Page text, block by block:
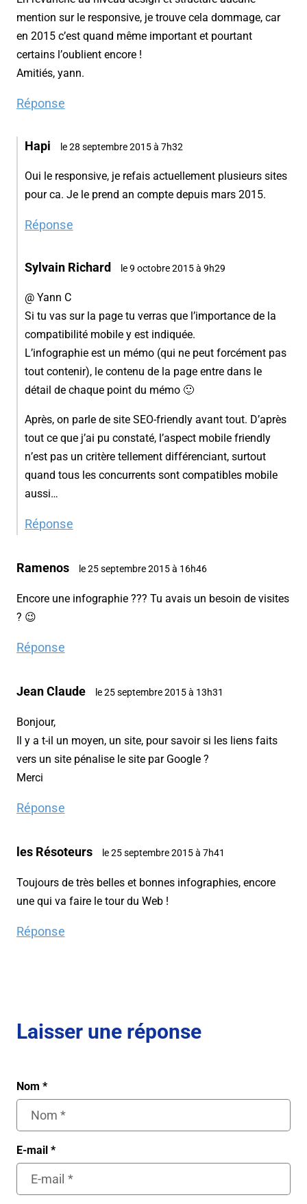
mention sur le responsive, je trouve cela dommage, car
en 2015 c’est quand même important et pourtant
certains l’oublient encore !
Amitiés, yann.
Réponse
Hapi le 28 septembre 2015 à 7h32
Oui le responsive, je refais actuellement plusieurs sites
pour ca. Je le prend an compte depuis mars 2015.
Réponse
Sylvain Richard le 9 octobre 2015 à 9h29
@ Yann C
Si tu vas sur la page tu verras que l’importance de la
compatibilité mobile y est indiquée.
L’infographie est un mémo (qui ne peut forcément pas
tout contenir), le contenu de la page entre dans le
détail de chaque point du mémo 🙂
Après, on parle de site SEO-friendly avant tout. D’après
tout ce que j’ai pu constaté, l’aspect mobile friendly
n’est pas un critère tellement différenciant, surtout
quand tous les concurrents sont compatibles mobile
aussi…
Réponse
Ramenos le 25 septembre 2015 à 16h46
Encore une infographie ??? Tu avais un besoin de visites
? 😉
Réponse
Jean Claude le 25 septembre 2015 à 13h31
Bonjour,
Il y a t-il un moyen, un site, pour savoir si les liens faits
vers un site pénalise le site par Google ?
Merci
Réponse
les Résoteurs le 25 septembre 2015 à 7h41
Toujours de très belles et bonnes infographies, encore
une qui va faire le tour du Web !
Réponse
Laisser une réponse
Nom *
E-mail *